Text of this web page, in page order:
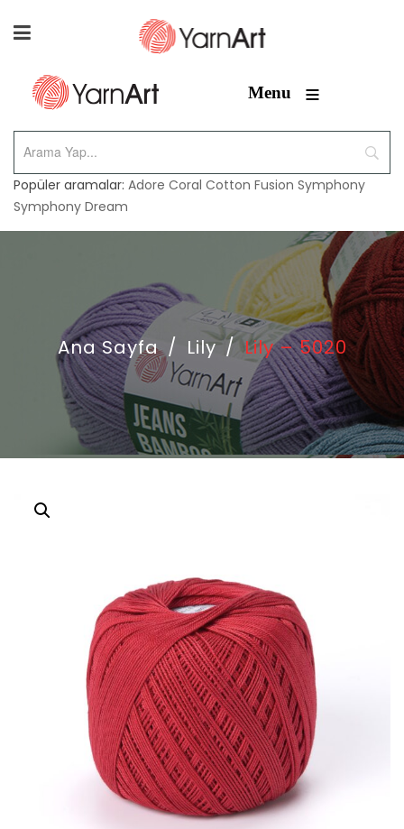
Menu ≡
Popüler aramalar: Adore Coral Cotton Fusion Symphony
Symphony Dream
Ana Sayfa / Lily / Lily – 5020